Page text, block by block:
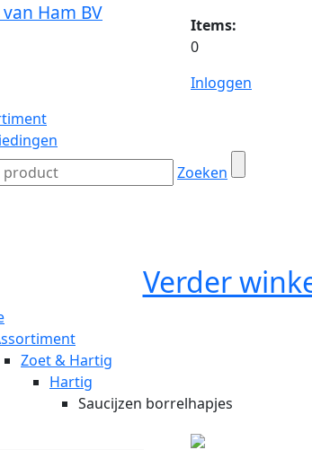
Ham BV
Items:
0
Inloggen
Zoeken
Verder
Zoet & Hartig
Hartig
Saucijzen borrelhapjes